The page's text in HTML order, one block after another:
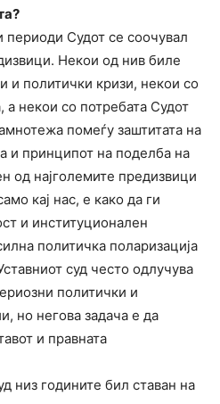
периоди Судот се соочувал
Некои од нив биле
и политички кризи, некои со
а некои со потребата Судот
помеѓу заштитата на
и принципот на поделба на
од најголемите предизвици
кај нас, е како да ги
и институционален
политичка поларизација
суд често одлучува
политички и
но негова задача е да
и правната
низ годините бил ставан на